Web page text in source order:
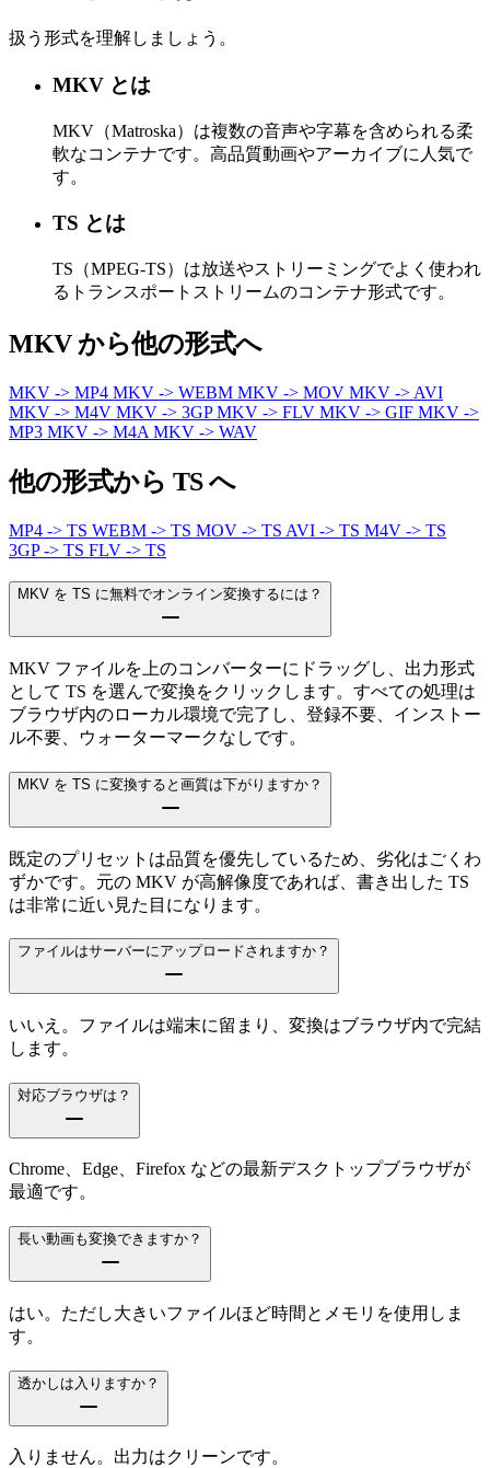
扱う形式を理解しましょう。
MKV とは
MKV（Matroska）は複数の音声や字幕を含められる柔
軟なコンテナです。高品質動画やアーカイブに人気で
す。
TS とは
TS（MPEG-TS）は放送やストリーミングでよく使われ
るトランスポートストリームのコンテナ形式です。
MKV から他の形式へ
MKV -> MP4 MKV -> WEBM MKV -> MOV MKV -> AVI
MKV -> M4V MKV -> 3GPMKV -> FLV MKV -> GIF MKV ->
MP3 MKV -> M4A MKV -> WAV
他の形式から TS へ
MP4 -> TS WEBM -> TS MOV -> TS AVI -> TS M4V -> TS
3GP -> TS FLV -> TS
MKV を TS に無料でオンライン変換するには？
MKV ファイルを上のコンバーターにドラッグし、出力形式
として TS を選んで変換をクリックします。すべての処理は
ブラウザ内のローカル環境で完了し、登録不要、インストー
ル不要、ウォーターマークなしです。
MKV を TS に変換すると画質は下がりますか？
既定のプリセットは品質を優先しているため、劣化はごくわ
ずかです。元の MKV が高解像度であれば、書き出した TS
は非常に近い見た目になります。
ファイルはサーバーにアップロードされますか？
いいえ。ファイルは端末に留まり、変換はブラウザ内で完結
します。
対応ブラウザは？
Chrome、Edge、Firefox などの最新デスクトップブラウザが
最適です。
長い動画も変換できますか？
はい。ただし大きいファイルほど時間とメモリを使用しま
す。
透かしは入りますか？
入りません。出力はクリーンです。